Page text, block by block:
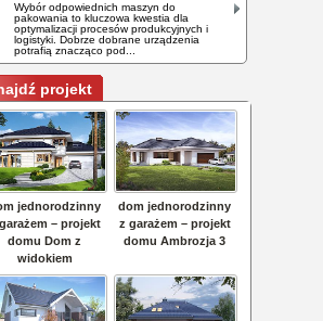
Wybór odpowiednich maszyn do
pakowania to kluczowa kwestia dla
optymalizacji procesów produkcyjnych i
logistyki. Dobrze dobrane urządzenia
potrafią znacząco pod...
projekt